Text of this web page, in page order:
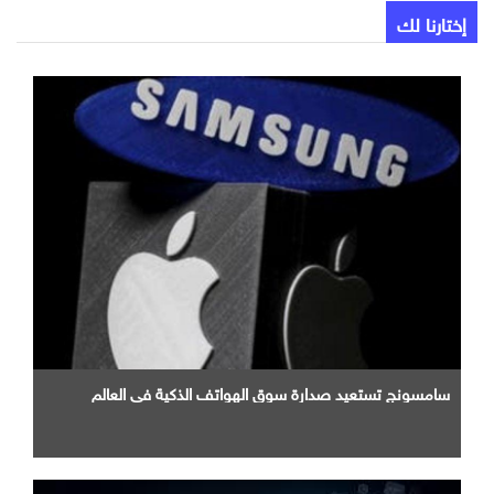
إختارنا لك
سامسونج تستعيد صدارة سوق الهواتف الذكية في العالم